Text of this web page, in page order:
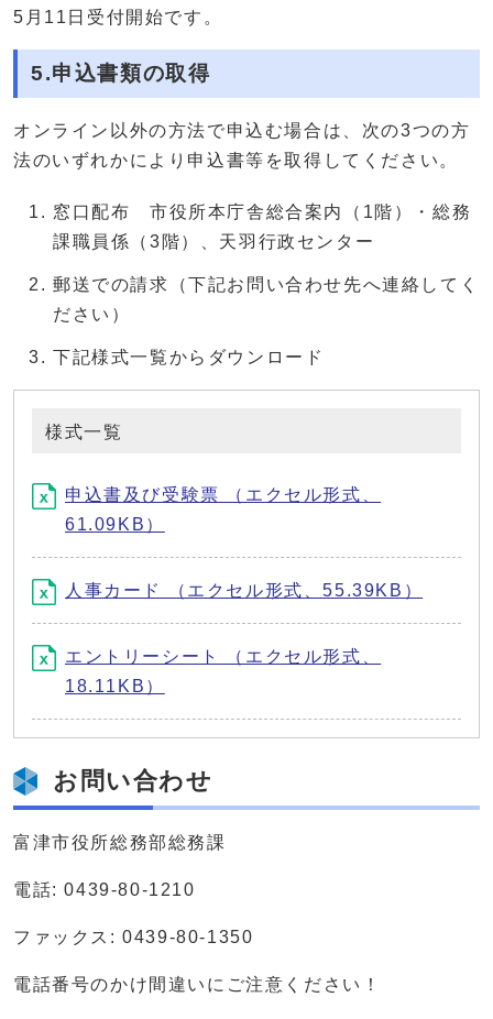
5月11日受付開始です。
5.申込書類の取得
オンライン以外の方法で申込む場合は、次の3つの方
法のいずれかにより申込書等を取得してください。
窓口配布 市役所本庁舎総合案内（1階）・総務
課職員係（3階）、天羽行政センター
郵送での請求（下記お問い合わせ先へ連絡してく
ださい）
下記様式一覧からダウンロード
様式一覧
申込書及び受験票 （エクセル形式、
61.09KB）
人事カード （エクセル形式、55.39KB）
エントリーシート （エクセル形式、
18.11KB）
お問い合わせ
富津市役所総務部総務課
電話: 0439-80-1210
ファックス: 0439-80-1350
電話番号のかけ間違いにご注意ください！